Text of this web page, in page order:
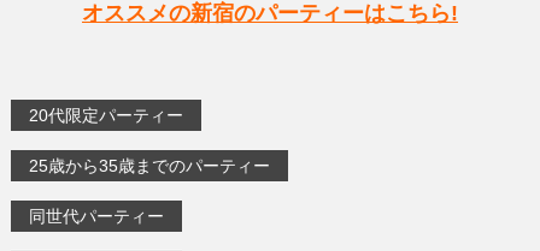
オススメの新宿のパーティーはこちら!
20代限定パーティー
25歳から35歳までのパーティー
同世代パーティー